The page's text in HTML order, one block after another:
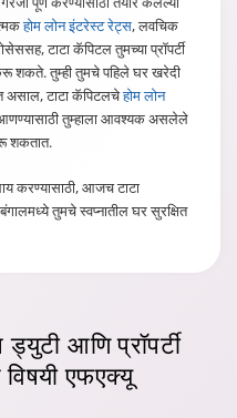
होम लोन इंटरेस्ट रेट्स, लवचिक
टाटा कॅपिटल तुमच्या प्रॉपर्टी
शकते. तुम्ही तुमचे पहिले घर खरेदी
असाल, टाटा कॅपिटलचेहोम लोन
आणण्यासाठी तुम्हाला आवश्यक असलेले
शकतात.
करण्यासाठी, आजच टाटा
तुमचे स्वप्नातील घर सुरक्षित
ड्युटी आणिप्रॉपर्टी
विषयी एफएक्यू